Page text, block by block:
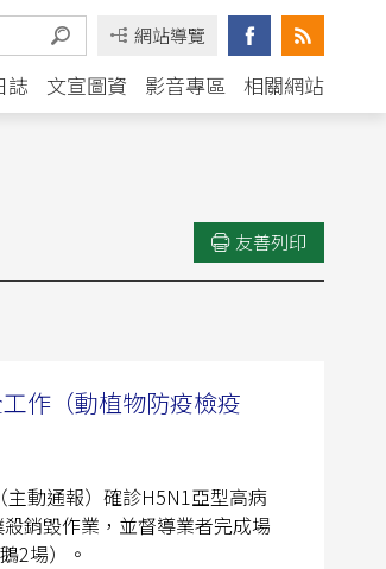
網站導覽
誌 文宣圖資 影音專區 相關網站
友善列印
作（動植物防疫檢疫
動通報）確診H5N1亞型高病
銷毀作業，並督導業者完成場
2場）。